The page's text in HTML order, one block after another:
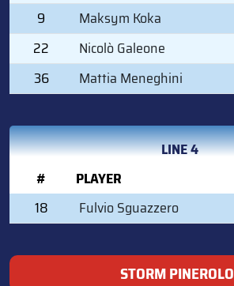
9
Maksym Koka
22
Nicolò Galeone
36
Mattia Meneghini
LINE 4
#
PLAYER
18
Fulvio Sguazzero
STORM PINEROLO